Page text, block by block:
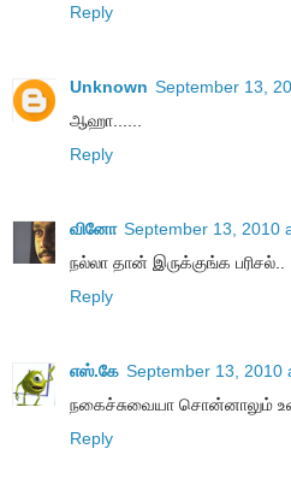
Reply
Unknown September 13,
ஆஹா......
Reply
வினோ September 13, 2010
நல்லா தான் இருக்குங்க பரிசல்..
Reply
எஸ்.கே September 13, 2010
நகைச்சுவையா சொன்னாலும்
Reply